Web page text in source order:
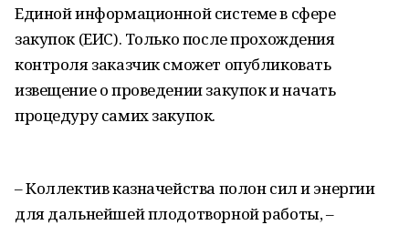
Единой информационной системе в сфере
закупок (ЕИС). Только после прохождения
контроля заказчик сможет опубликовать
извещение о проведении закупок и начать
процедуру самих закупок.
– Коллектив казначейства полон сил и энергии
для дальнейшей плодотворной работы, –